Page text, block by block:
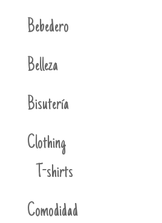
Bebedero
Belleza
Bisutería
Clothing
T-shirts
Comodidad